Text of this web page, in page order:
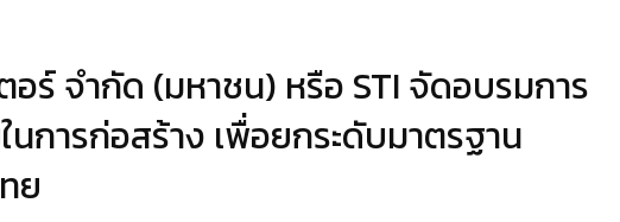
อร์ จำกัด (มหาชน) หรือ STI จัดอบรมการ
การก่อสร้าง เพื่อยกระดับมาตรฐาน
ย